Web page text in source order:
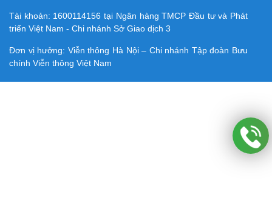
Tài khoản: 1600114156 tại Ngân hàng TMCP Ðầu tư và Phát
triển Việt Nam - Chi nhánh Sở Giao dịch 3
Đơn vị hưởng: Viễn thông Hà Nội – Chi nhánh Tập đoàn Bưu
chính Viễn thông Việt Nam